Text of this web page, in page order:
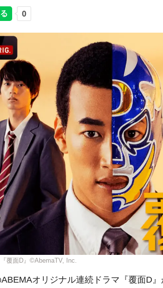
覆面D』©AbemaTV, Inc.
オリジナル連続ドラマ『覆面D